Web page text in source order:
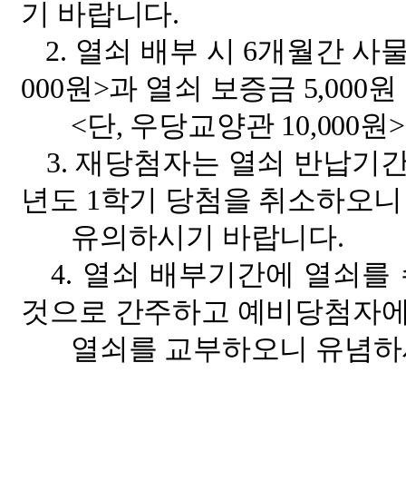
기 바랍니다.
2. 열쇠 배부 시 6개월간 사
000원>과 열쇠 보증금 5,000원
<단, 우당교양관10,000원
3. 재당첨자는 열쇠 반납기
년도 1학기 당첨을 취소하오니
유의하시기 바랍니다.
4. 열쇠 배부기간에 열쇠를
것으로 간주하고 예비당첨자
열쇠를 교부하오니 유념하